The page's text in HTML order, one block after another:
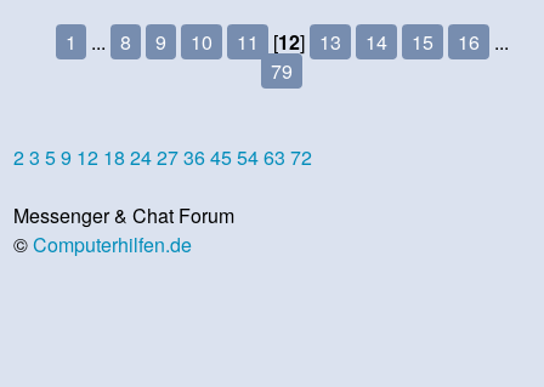
1 ... 8 9 10 11 [12] 13 14 15 16
...
79
23 59 12 18 242736455463 72
Messenger & Chat Forum
©Computerhilfen.de